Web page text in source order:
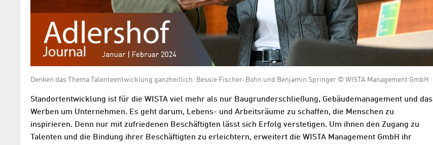
Denken das Thema Talenteentwicklung ganzheitlich: Bessie Fischer-Bohn und Benjamin Springer © WISTA Management GmbH
Standortentwicklung ist für die WISTA viel mehr als nur Baugrunderschließung, Gebäudemanagement und das
Werben um Unternehmen. Es geht darum, Lebens- und Arbeitsräume zu schaffen, die Menschen zu
inspirieren. Denn nur mit zufriedenen Beschäftigten lässt sich Erfolg verstetigen. Um ihnen den Zugang zu
Talenten und die Bindung ihrer Beschäftigten zu erleichtern, erweitert die WISTA Management GmbH ihr